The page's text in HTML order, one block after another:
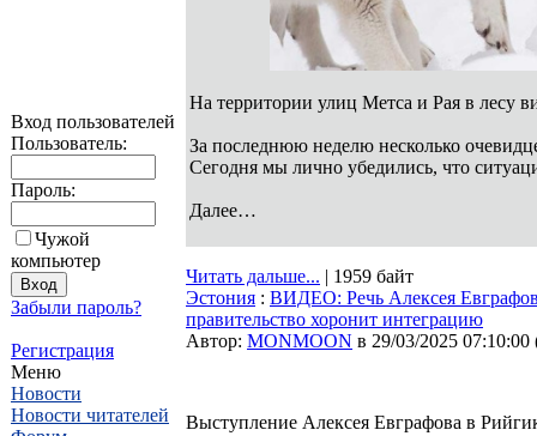
Вход пользователей
Пользователь:
Пароль:
Чужой
компьютер
Забыли пароль?
Регистрация
Меню
Новости
Новости читателей
На территории улиц Метса и Рая в лесу
За последнюю неделю несколько
Сегодня мы лично убедились, что
Далее…
Читать дальше... | 1959 байт
Эстония : ВИДЕО: Речь Алексея
правительство хоронит интеграцию
Автор: MONMOON в 29/03/2025 07:10:00
Выступление Алексея Евграфова в